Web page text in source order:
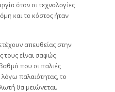
όταν οι τεχνολογίες
και το κόστος ήταν
απευθείας στην
τους είναι σαφώς
που οι παλιές
παλαιότητας, το
θα μειώνεται.